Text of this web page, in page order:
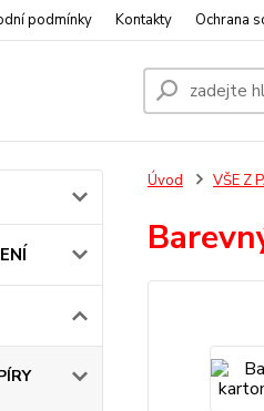
podmínky Kontakty Ochrana
Úvod VŠE Z